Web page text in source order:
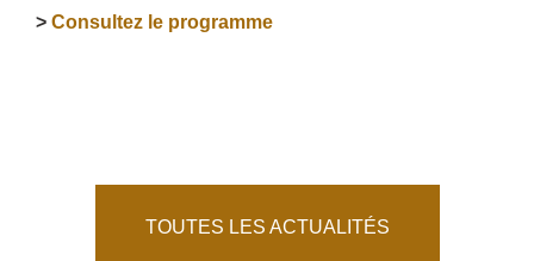
> Consultez le programme
TOUTES LES ACTUALITÉS